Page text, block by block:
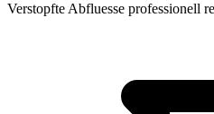
Verstopfte Abfluesse professionell